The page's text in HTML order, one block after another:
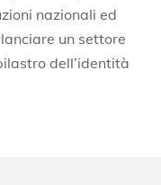
nazionali ed
un settore
dell’identità